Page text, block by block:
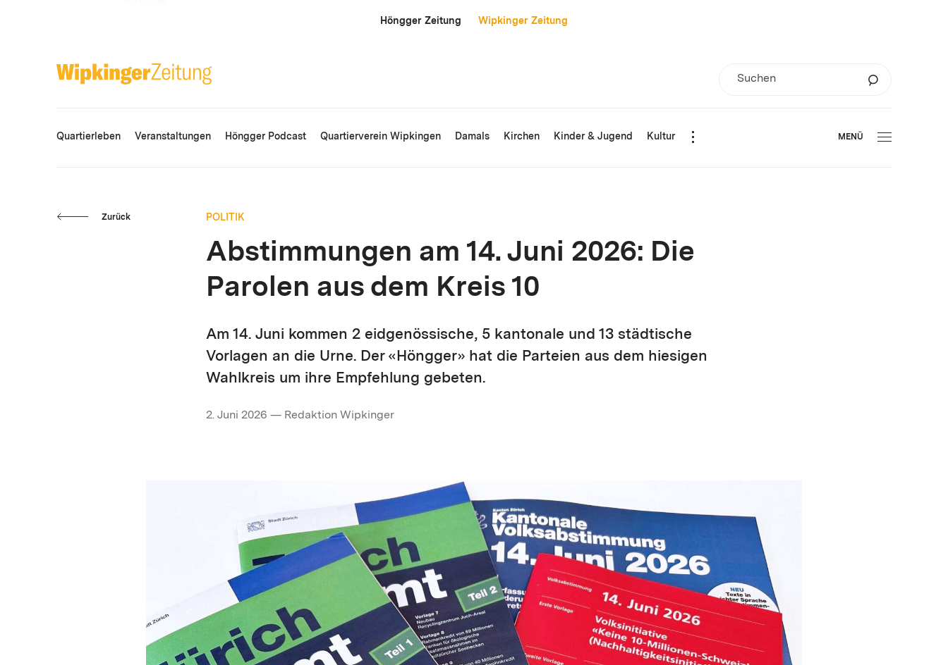
Höngger Zeitung Wipkinger Zeitung
Quartierleben Veranstaltungen Höngger Podcast Quartierverein Wipkingen Damals Kirchen Kinder & Jugend Kultur MENÜ
Zurück POLITIK
Abstimmungen am 14. Juni 2026: Die
Parolen aus dem Kreis 10
Am 14. Juni kommen 2 eidgenössische, 5 kantonale und 13 städtische
Vorlagen an die Urne. Der «Höngger» hat die Parteien aus dem hiesigen
Wahlkreis um ihre Empfehlung gebeten.
2. Juni 2026 — Redaktion Wipkinger